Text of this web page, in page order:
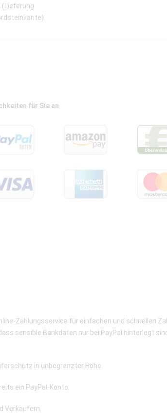
(Lieferung
für Sie an
Zahlungsservice für einfachen und schnellen
sensible Bankdaten nur bei PayPal hinterlegt
in unbegrenzter Höhe.
ein PayPal-Konto.
Verkäufern.